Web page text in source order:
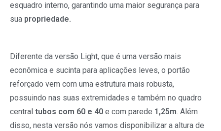
esquadro interno, garantindo uma maior segurança para
sua propriedade.
Diferente da versão Light, que é uma versão mais
econômica e sucinta para aplicações leves, o portão
reforçado vem com uma estrutura mais robusta,
possuindo nas suas extremidades e também no quadro
central tubos com 60 e 40 e com parede 1,25m. Além
disso, nesta versão nós vamos disponibilizar a altura de